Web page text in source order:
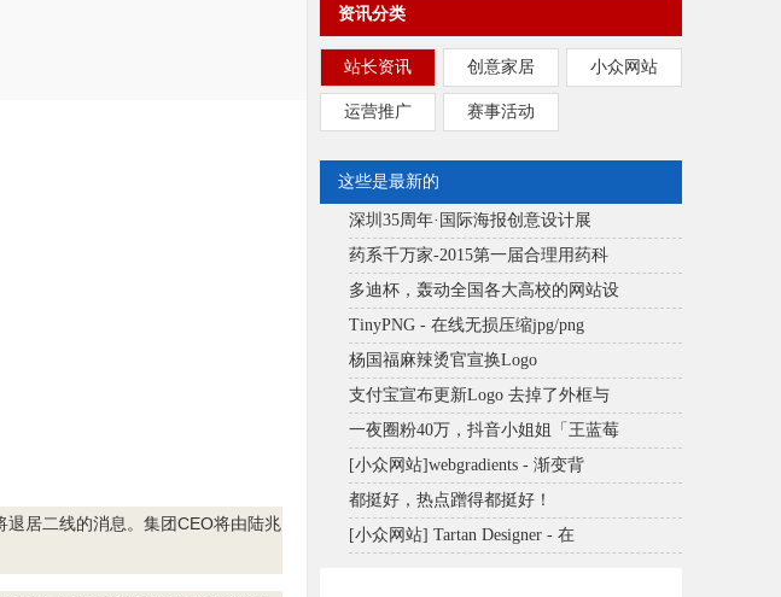
居二线的消息。集团CEO将由陆兆
资讯分类
站长资讯 创意家居 小众网站
运营推广 赛事活动
这些是最新的
深圳35周年·国际海报创意设计展
药系千万家-2015第一届合理用药科
多迪杯，轰动全国各大高校的网站设
TinyPNG - 在线无损压缩jpg/png
杨国福麻辣烫官宣换Logo
支付宝宣布更新Logo 去掉了外框与
一夜圈粉40万，抖音小姐姐「王蓝莓
[小众网站]webgradients - 渐变背
都挺好，热点蹭得都挺好！
[小众网站] Tartan Designer - 在